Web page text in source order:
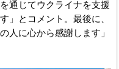
通じてウクライナを支援
」とコメント。最後に、
人に心から感謝します」